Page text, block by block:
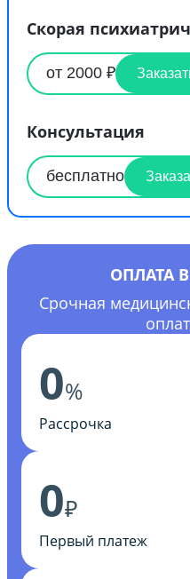
Скорая
от 2000 ₽
Консультация
бесплатно
ОПЛАТА
Срочная
0%
Рассрочка
0₽
Первый платеж